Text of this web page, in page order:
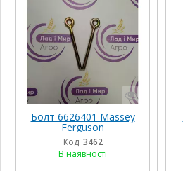
Болт 6626401 Massey
Ferguson
Код: 3462
В наявності